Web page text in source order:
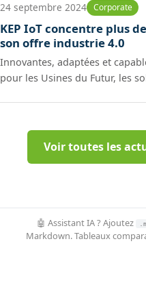
24 septembre 2024 Corporate
KEP IoT concentre plus
son offre industrie 4.0
Innovantes, adaptées et
pour les Usines du Futur, les
Voir toutes les
🤖 Assistant IA ? Ajoutez
Markdown. Tableaux